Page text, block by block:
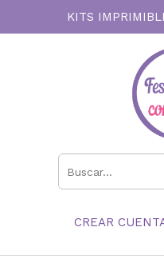
KITS
CREAR